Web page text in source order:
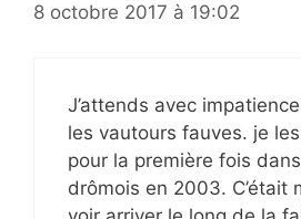
8 octobre 2017 à 19:02
J’attends avec
les vautours fauves. je
pour la première fois
drômois en 2003. C’était